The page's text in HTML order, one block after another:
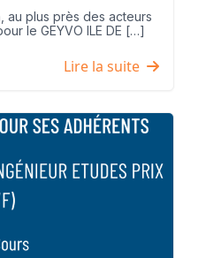
au plus près des acteurs
le GEYVO ILE DE […]
Lire la suite